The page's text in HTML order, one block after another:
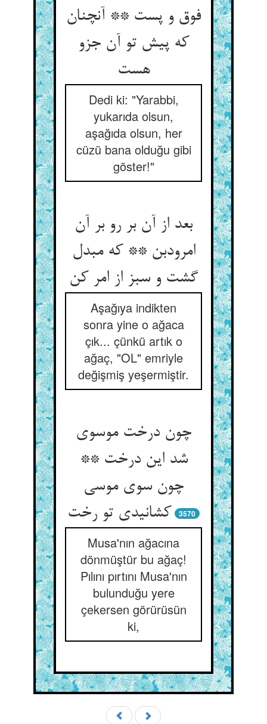
فوق و پست ** آنچنان
که پیش تو آن جزو
هست
Dedi ki: "Yarabbi,
yukarıda olsun,
aşağıda olsun, her
cüzü bana olduğu gibi
göster!"
بعد از آن بر رو بر آن
امرودبن ** که مبدل
گشت و سبز از امر کن
Aşağıya indikten
sonra yine o ağaca
çık... çünkü artık o
ağaç, "OL" emriyle
değişmiş yeşermiştir.
چون درخت موسوی
شد این درخت **
چون سوی موسی
کشانیدی تو رخت
3570
Musa'nın ağacına
dönmüştür bu ağaç!
Pılını pırtını Musa'nın
bulunduğu yere
çekersen görürüsün
ki,